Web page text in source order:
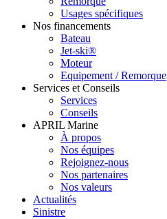
Usages spécifiques
Nos financements
Bateau
Jet-ski®
Moteur
Equipement / Remorque
Services et Conseils
Services
Conseils
APRIL Marine
À propos
Nos équipes
Rejoignez-nous
Nos partenaires
Nos valeurs
Actualités
Sinistre